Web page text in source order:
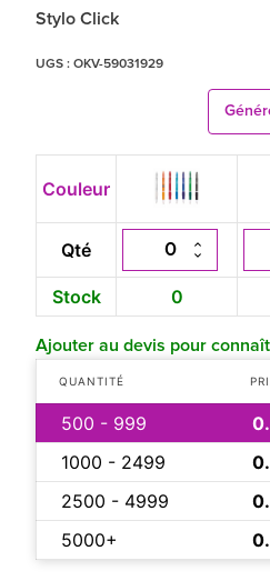
Stylo Click
UGS : OKV-59031929
Couleur
Qté
Stock 0
Ajouter au devis pour
QUANTITÉ
500 - 999
1000 - 2499
2500 - 4999
5000+